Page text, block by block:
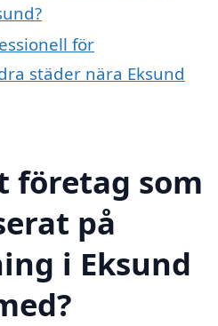
för
städer nära Eksund
företag som
på
i Eksund